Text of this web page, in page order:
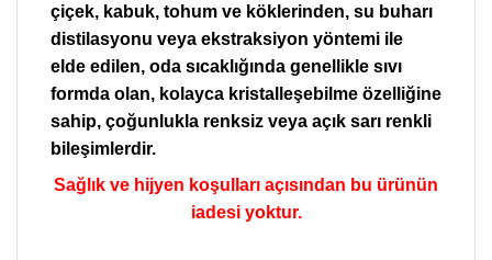
çiçek, kabuk, tohum ve köklerinden, su buharı
distilasyonu veya ekstraksiyon yöntemi ile
elde edilen, oda sıcaklığında genellikle sıvı
formda olan, kolayca kristalleşebilme özelliğine
sahip, çoğunlukla renksiz veya açık sarı renkli
bileşimlerdir.
Sağlık ve hijyen koşulları açısından bu ürünün
iadesi yoktur.